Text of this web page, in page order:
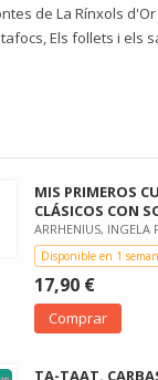
de La Rínxols
Els follets i
MIS PRIMEROS
CLÁSICOS CON
ARRHENIUS, INGELA
Disponible en 1
17,90 €
Comprar
TA-TAAT.